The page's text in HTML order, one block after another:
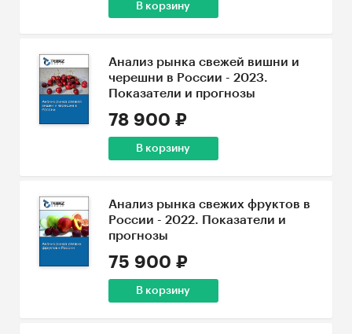
В корзину
Анализ рынка свежей вишни и
черешни в России - 2023.
Показатели и прогнозы
78 900 ₽
В корзину
Анализ рынка свежих фруктов в
России - 2022. Показатели и
прогнозы
75 900 ₽
В корзину